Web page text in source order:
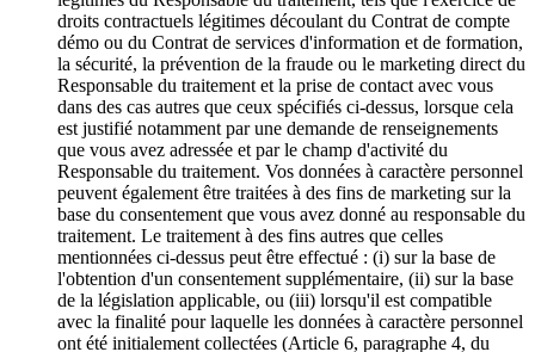
droits contractuels légitimes découlant du Contrat de compte
démo ou du Contrat de services d'information et de formation,
la sécurité, la prévention de la fraude ou le marketing direct du
Responsable du traitement et la prise de contact avec vous
dans des cas autres que ceux spécifiés ci-dessus, lorsque cela
est justifié notamment par une demande de renseignements
que vous avez adressée et par le champ d'activité du
Responsable du traitement. Vos données à caractère personnel
peuvent également être traitées à des fins de marketing sur la
base du consentement que vous avez donné au responsable du
traitement. Le traitement à des fins autres que celles
mentionnées ci-dessus peut être effectué : (i) sur la base de
l'obtention d'un consentement supplémentaire, (ii) sur la base
de la législation applicable, ou (iii) lorsqu'il est compatible
avec la finalité pour laquelle les données à caractère personnel
ont été initialement collectées (Article 6, paragraphe 4, du